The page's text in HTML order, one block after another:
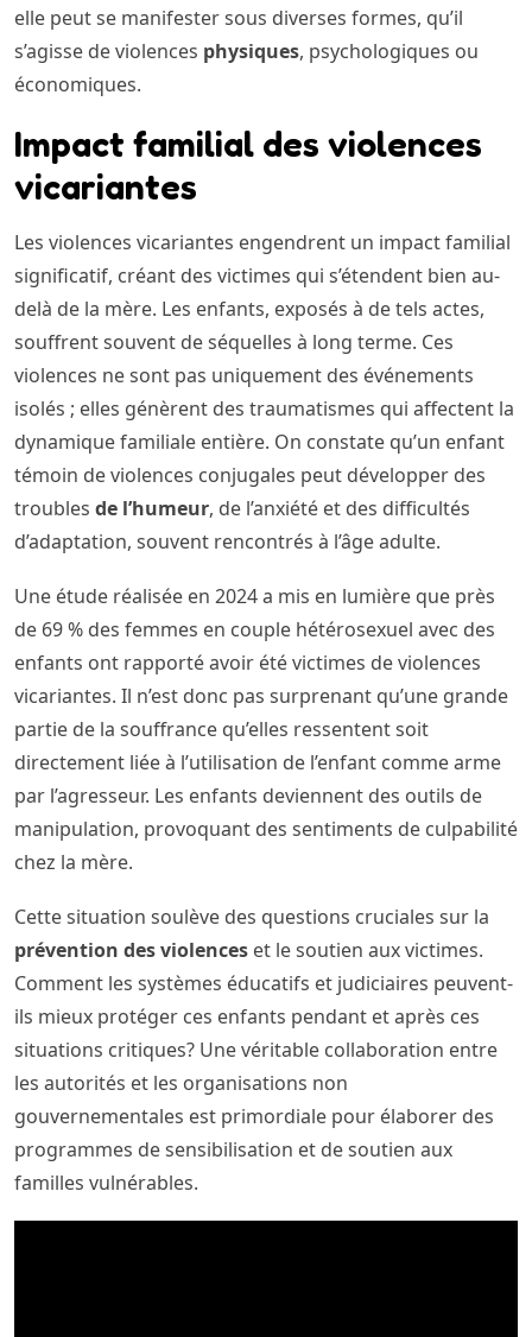
elle peut se manifester sous diverses formes, qu’il
s’agisse de violences physiques, psychologiques ou
économiques.
Impact familial des violences
vicariantes
Les violences vicariantes engendrent un impact familial
significatif, créant des victimes qui s’étendent bien au-
delà de la mère. Les enfants, exposés à de tels actes,
souffrent souvent de séquelles à long terme. Ces
violences ne sont pas uniquement des événements
isolés ; elles génèrent des traumatismes qui affectent la
dynamique familiale entière. On constate qu’un enfant
témoin de violences conjugales peut développer des
troubles de l’humeur, de l’anxiété et des difficultés
d’adaptation, souvent rencontrés à l’âge adulte.
Une étude réalisée en 2024 a mis en lumière que près
de 69 % des femmes en couple hétérosexuel avec des
enfants ont rapporté avoir été victimes de violences
vicariantes. Il n’est donc pas surprenant qu’une grande
partie de la souffrance qu’elles ressentent soit
directement liée à l’utilisation de l’enfant comme arme
par l’agresseur. Les enfants deviennent des outils de
manipulation, provoquant des sentiments de culpabilité
chez la mère.
Cette situation soulève des questions cruciales sur la
prévention des violences et le soutien aux victimes.
Comment les systèmes éducatifs et judiciaires peuvent-
ils mieux protéger ces enfants pendant et après ces
situations critiques? Une véritable collaboration entre
les autorités et les organisations non
gouvernementales est primordiale pour élaborer des
programmes de sensibilisation et de soutien aux
familles vulnérables.